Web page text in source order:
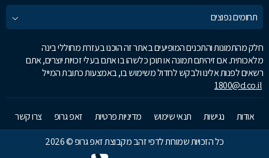
תחומים נפוצים
חלק מהתמונות והתכנים המופיעים באתר זה הוכנו בעזרת מחוללי בינה
מלאכותית. אם זיהיתם תמונה או תוכן כלשהו בו אתם בעלי זכויות יוצרים, אתם
רשאים לפנות אלינו ולבקש לחדול משימוש בו, באמצעות כתובת המייל
1800@d.co.il
אודות נגישות תנאי שימוש מדיניות פרטיות זאפ גרופ
צרו קשר
כל הזכויות שמורות לדפי זהב מקבוצת זאפ גרופ © 2026